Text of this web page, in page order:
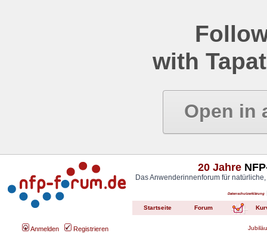
with
Open in
20 Jahre
Das Anwenderinnenforum für
Datenschutzerklärung
Startseite Forum
Anmelden Registrieren